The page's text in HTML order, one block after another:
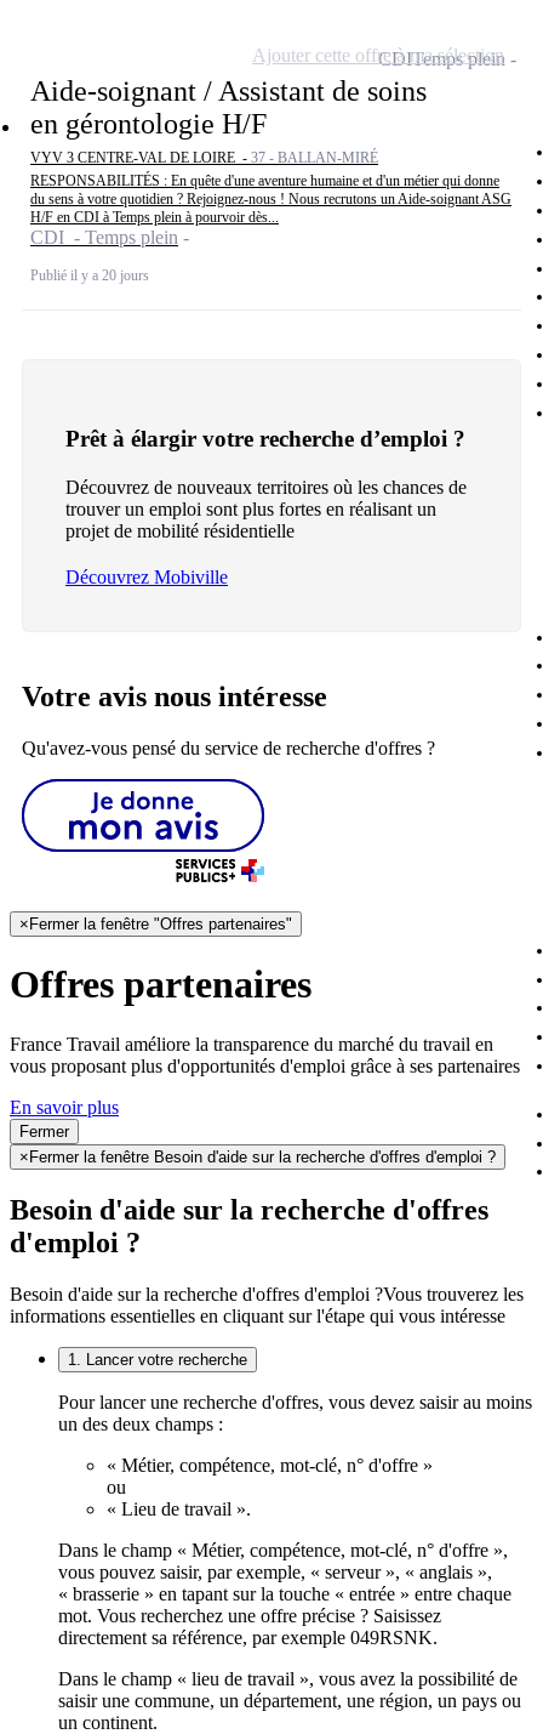
Aide-soignant / Assistant de soins
en gérontologie H/F
VYV 3 CENTRE-VAL DE LOIRE - 37 - BALLAN-MIRÉ
RESPONSABILITÉS : En quête d'une aventure humaine et d'un métier qui donne
du sens à votre quotidien ? Rejoignez-nous ! Nous recrutons un Aide-soignant ASG
H/F en CDI à Temps plein à pourvoir dès...
CDI - Temps plein
Publié il y a 20 jours
CDITemps plein
Ajouter cette offre à ma sélection
Prêt à élargir votre recherche d’emploi ?
Découvrez de nouveaux territoires où les chances de
trouver un emploi sont plus fortes en réalisant un
projet de mobilité résidentielle
Découvrez Mobiville
Votre avis nous intéresse
Qu'avez-vous pensé du service de recherche d'offres ?
× Fermer la fenêtre "Offres partenaires"
Offres partenaires
France Travail améliore la transparence du marché du travail en
vous proposant plus d'opportunités d'emploi grâce à ses partenaires
En savoir plus
Fermer
× Fermer la fenêtre Besoin d'aide sur la recherche d'offres d'emploi ?
Besoin d'aide sur la recherche d'offres
d'emploi ?
Besoin d'aide sur la recherche d'offres d'emploi ?Vous trouverez les
informations essentielles en cliquant sur l'étape qui vous intéresse
1. Lancer votre recherche
Pour lancer une recherche d'offres, vous devez saisir au moins
un des deux champs :
« Métier, compétence, mot-clé, n° d'offre »
ou
« Lieu de travail ».
Dans le champ « Métier, compétence, mot-clé, n° d'offre »,
vous pouvez saisir, par exemple, « serveur », « anglais »,
« brasserie » en tapant sur la touche « entrée » entre chaque
mot. Vous recherchez une offre précise ? Saisissez
directement sa référence, par exemple 049RSNK.
Dans le champ « lieu de travail », vous avez la possibilité de
saisir une commune, un département, une région, un pays ou
un continent.